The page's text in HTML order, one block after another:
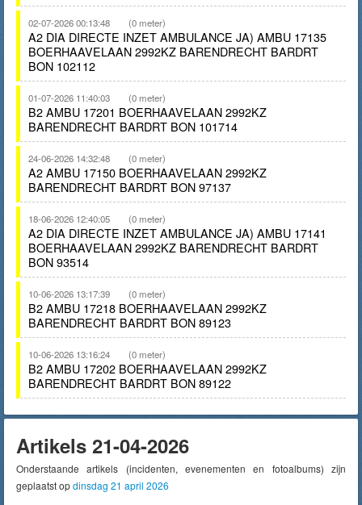
02-07-2026 00:13:48 (0 meter)
A2 DIA DIRECTE INZET AMBULANCE JA) AMBU 17135
BOERHAAVELAAN 2992KZ BARENDRECHT BARDRT
BON 102112
01-07-2026 11:40:03 (0 meter)
B2 AMBU 17201 BOERHAAVELAAN 2992KZ
BARENDRECHT BARDRT BON 101714
24-06-2026 14:32:48 (0 meter)
A2 AMBU 17150 BOERHAAVELAAN 2992KZ
BARENDRECHT BARDRT BON 97137
18-06-2026 12:40:05 (0 meter)
A2 DIA DIRECTE INZET AMBULANCE JA) AMBU 17141
BOERHAAVELAAN 2992KZ BARENDRECHT BARDRT
BON 93514
10-06-2026 13:17:39 (0 meter)
B2 AMBU 17218 BOERHAAVELAAN 2992KZ
BARENDRECHT BARDRT BON 89123
10-06-2026 13:16:24 (0 meter)
B2 AMBU 17202 BOERHAAVELAAN 2992KZ
BARENDRECHT BARDRT BON 89122
Artikels 21-04-2026
Onderstaande artikels (incidenten, evenementen en fotoalbums) zijn
geplaatst opdinsdag 21 april 2026